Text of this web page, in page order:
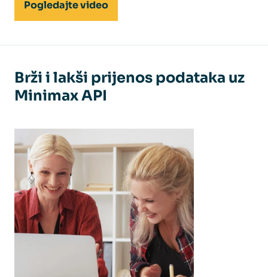
Pogledajte video
Brži i lakši prijenos podataka uz
Minimax API